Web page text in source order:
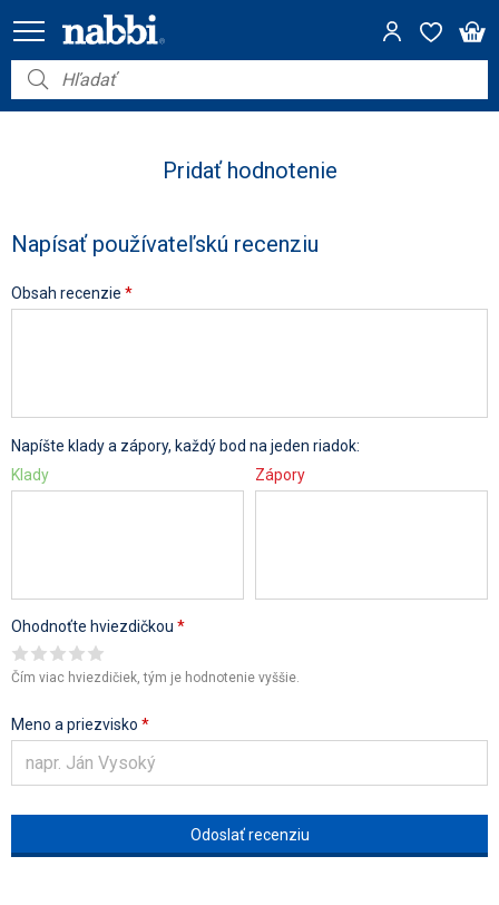
Nábytok
Akcie
Výpredaj
Pridať hodnotenie
Napísať používateľskú recenziu
Obsah recenzie *
Napíšte klady a zápory, každý bod na jeden riadok:
Klady
Zápory
Ohodnoťte hviezdičkou *
Čím viac hviezdičiek, tým je hodnotenie vyššie.
Meno a priezvisko *